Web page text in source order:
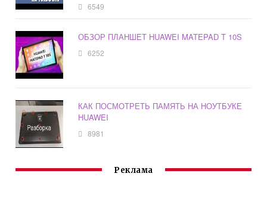
6549
ОБЗОР ПЛАНШЕТ HUAWEI MATEPAD T 10S
6252
КАК ПОСМОТРЕТЬ ПАМЯТЬ НА НОУТБУКЕ
HUAWEI
8981
Реклама